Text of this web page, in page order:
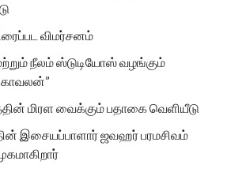
விமர்சனம்
நீலம் ஸ்டுடியோஸ் வழங்கும்
காவலன்”
மிரள வைக்கும் பதாகை வெளியீடு
இசையப்பாளார் ஜவஹர் பரமசிவம்